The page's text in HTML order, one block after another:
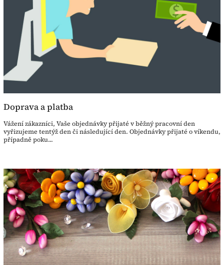
Doprava a platba
Vážení zákazníci, Vaše objednávky přijaté v běžný pracovní den
vyřizujeme tentýž den či následující den. Objednávky přijaté o víkendu,
případně poku...